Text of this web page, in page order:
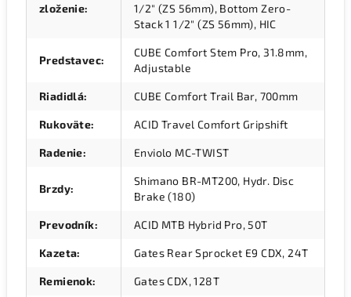
zloženie:
1/2" (ZS 56mm), Bottom Zero-
Stack 1 1/2" (ZS 56mm), HIC
Predstavec:
CUBE Comfort Stem Pro, 31.8mm,
Adjustable
Riadidlá: CUBE Comfort Trail Bar, 700mm
Rukoväte: ACID Travel Comfort Gripshift
Radenie: Enviolo MC-TWIST
Brzdy:
Shimano BR-MT200, Hydr. Disc
Brake (180)
Prevodník: ACID MTB Hybrid Pro, 50T
Kazeta: Gates Rear Sprocket E9 CDX, 24T
Remienok: Gates CDX, 128T